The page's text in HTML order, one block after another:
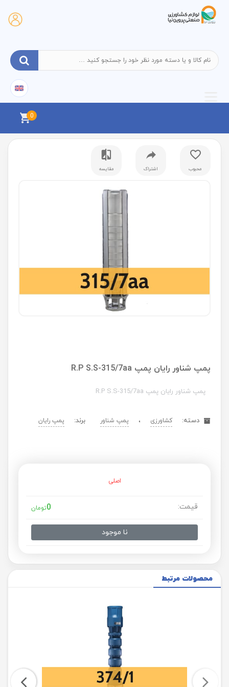
0
محبوب اشتراک مقایسه
پمپ شناور رایان پمپ R.P S.S-315/7aa
پمپ شناور رایان پمپ R.P S.S-315/7aa
دسته: کشاورزی ، پمپ شناور برند: پمپ رایان
اصلی
قیمت: 0تومان
نا موجود
محصولات مرتبط